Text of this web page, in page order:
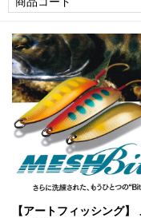
【アートフィッシング】